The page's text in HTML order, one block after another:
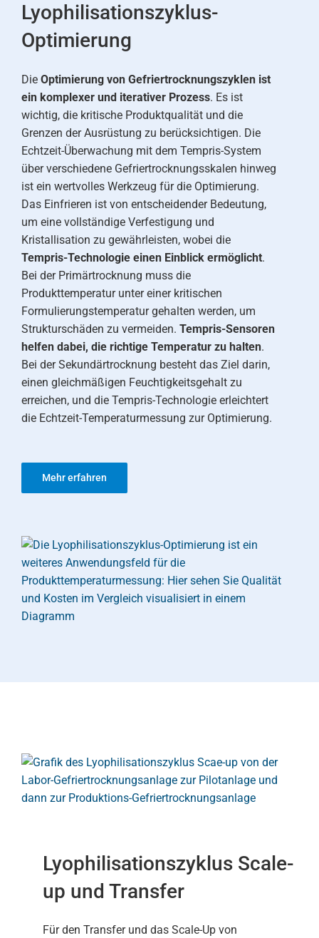
Lyophilisationszyklus-
Optimierung
DieOptimierung von Gefriertrocknungszyklen ist
ein komplexer und iterativer Prozess. Es ist
wichtig, die kritische Produktqualität und die
Grenzen der Ausrüstung zu berücksichtigen. Die
Echtzeit-Überwachung mit dem Tempris-System
über verschiedene Gefriertrocknungsskalen hinweg
ist ein wertvolles Werkzeug für die Optimierung.
Das Einfrieren ist von entscheidender Bedeutung,
um eine vollständige Verfestigung und
Kristallisation zu gewährleisten, wobei die
Tempris-Technologie einen Einblick ermöglicht.
Bei der Primärtrocknung muss die
Produkttemperatur unter einer kritischen
Formulierungstemperatur gehalten werden, um
Strukturschäden zu vermeiden. Tempris-Sensoren
helfen dabei, die richtige Temperatur zu halten.
Bei der Sekundärtrocknung besteht das Ziel darin,
einen gleichmäßigen Feuchtigkeitsgehalt zu
erreichen, und die Tempris-Technologie erleichtert
die Echtzeit-Temperaturmessung zur Optimierung.
Mehr erfahren
Lyophilisationszyklus Scale-
up und Transfer
Für den Transfer und das Scale-Up von